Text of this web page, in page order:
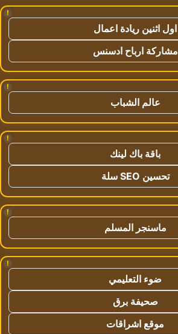
!
اول اثنين ريادة اعمال
مشاركة ارباح ادسنس
!
عالم الشباب
!
باقة باك لينك
تحسين SEO سلة
!
ماسنجر المسلم
!
ضوء التعليمي
صحيفة برق
موقع اشراقات